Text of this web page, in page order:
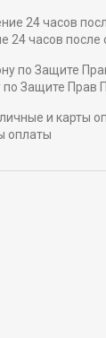
24 часов после
по Защите Прав
оплаты